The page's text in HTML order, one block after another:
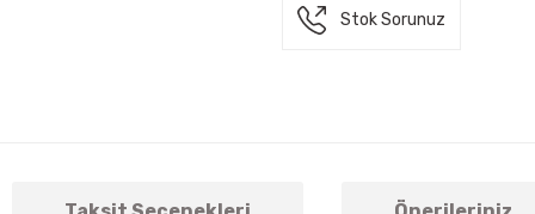
Stok Sorunuz